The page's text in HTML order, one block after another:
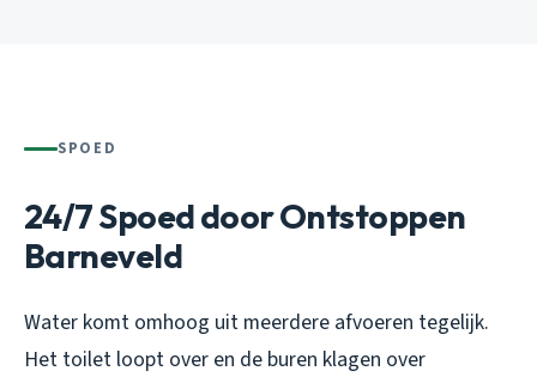
SPOED
24/7 Spoed door Ontstoppen
Barneveld
Water komt omhoog uit meerdere afvoeren tegelijk.
Het toilet loopt over en de buren klagen over